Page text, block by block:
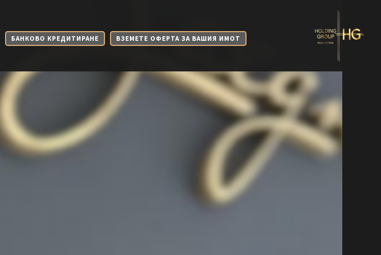
БАНКОВО КРЕДИТИРАНЕ ВЗЕМЕТЕ ОФЕРТА ЗА ВАШИЯ ИМОТ